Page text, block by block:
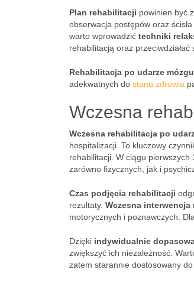
Plan rehabilitacji powinien być
obserwacja postępów oraz
warto wprowadzić techniki
rehabilitacją oraz przeciwdziałać
Rehabilitacja po udarze mózgu
adekwatnych do stanu zdrowia
Wczesna
Wczesna rehabilitacja po
hospitalizacji. To kluczowy
rehabilitacji. W ciągu pierwszych
zarówno fizycznych, jak i
Czas podjęcia rehabilitacji
rezultaty. Wczesna
motorycznych i poznawczych.
Dzięki indywidualnie
zwiększyć ich niezależność.
zatem starannie dostosowany